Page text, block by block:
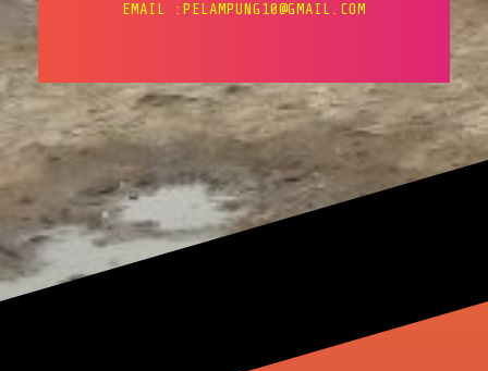
EMAIL :PELAMPUNG10@GMAIL.COM